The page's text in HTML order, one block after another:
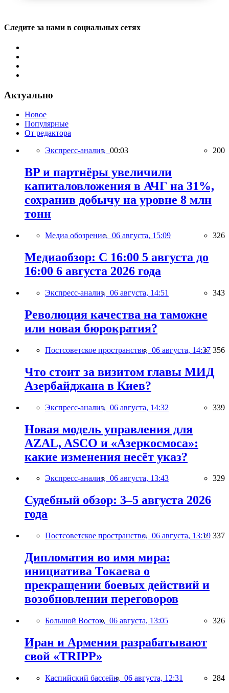
Следите за нами в социальных сетях
Актуально
Новое
Популярные
От редактора
Экспресс-анализ, 00:03 200
BP и партнёры увеличили
капиталовложения в АЧГ на 31%,
сохранив добычу на уровне 8 млн
тонн
Медиа обозрение, 06 августа, 15:09 326
Медиаобзор: С 16:00 5 августа до
16:00 6 августа 2026 года
Экспресс-анализ, 06 августа, 14:51 343
Революция качества на таможне
или новая бюрократия?
Постсоветское пространство, 06 августа, 14:37 356
Что стоит за визитом главы МИД
Азербайджана в Киев?
Экспресс-анализ, 06 августа, 14:32 339
Новая модель управления для
AZAL, ASCO и «Азеркосмоса»:
какие изменения несёт указ?
Экспресс-анализ, 06 августа, 13:43 329
Судебный обзор: 3–5 августа 2026
года
Постсоветское пространство, 06 августа, 13:19 337
Дипломатия во имя мира:
инициатива Токаева о
прекращении боевых действий и
возобновлении переговоров
Большой Восток, 06 августа, 13:05 326
Иран и Армения разрабатывают
свой «TRIPP»
Каспийский бассейн, 06 августа, 12:31 284